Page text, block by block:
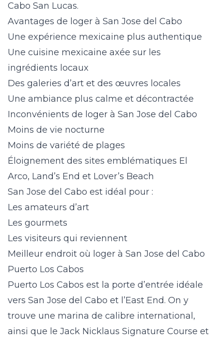
Cabo San Lucas.
Avantages de loger à San Jose del Cabo
Une expérience mexicaine plus authentique
Une cuisine mexicaine axée sur les
ingrédients locaux
Des galeries d’art et des œuvres locales
Une ambiance plus calme et décontractée
Inconvénients de loger à San Jose del Cabo
Moins de vie nocturne
Moins de variété de plages
Éloignement des sites emblématiques El
Arco, Land’s End et Lover’s Beach
San Jose del Cabo est idéal pour :
Les amateurs d’art
Les gourmets
Les visiteurs qui reviennent
Meilleur endroit où loger à San Jose del Cabo
Puerto Los Cabos
Puerto Los Cabos est la porte d’entrée idéale
vers San Jose del Cabo et l’East End. On y
trouve une marina de calibre international,
ainsi que le Jack Nicklaus Signature Course et